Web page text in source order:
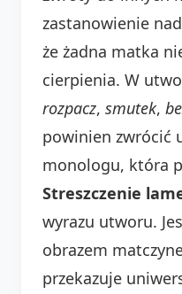
zastanowienie
że żadna matka
cierpienia. W
rozpacz, smutek,
powinien zwrócić
monologu, która
Streszczenie
wyrazu utworu.
obrazem
przekazuje